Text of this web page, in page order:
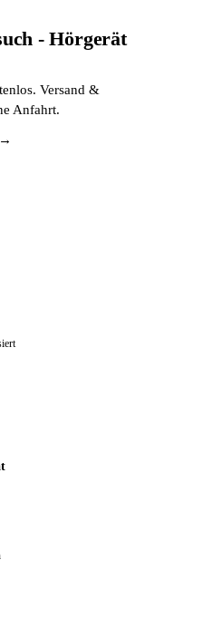
- Hörgerät
Versand &
Anfahrt.